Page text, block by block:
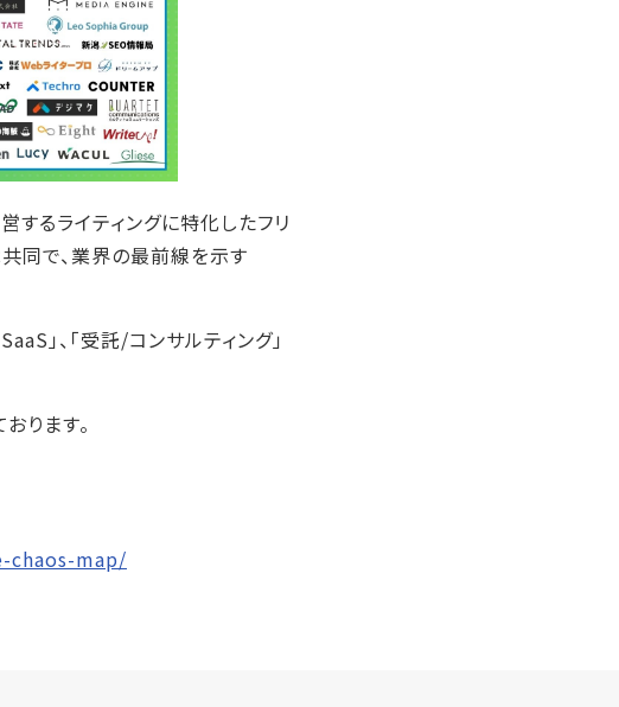
するライティングに特化したフリ
同で、業界の最前線を示す
」、「受託/コンサルティング」
ります。
map/